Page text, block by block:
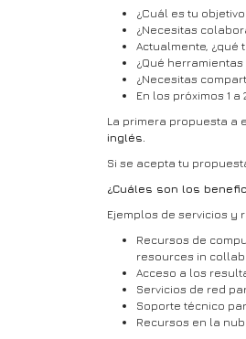
¿Cuál es tu
¿Necesitas
Actualmente, ¿qué
¿Qué
¿Necesitas
En los próximos 1
La primera propuesta a
inglés.
Si se acepta tu
¿Cuáles son los
Ejemplos de servicios y
Recursos de
resources in
Acceso a los
Servicios de red
Soporte técnico
Recursos en la